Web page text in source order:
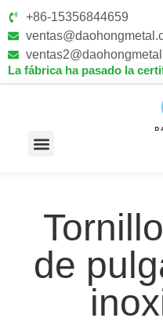
+86-15356844659
La fábrica ha pasado la
de